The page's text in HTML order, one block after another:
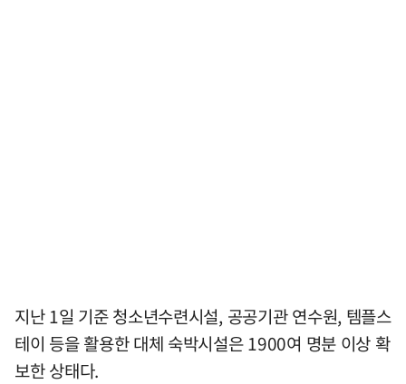
지난 1일 기준 청소년수련시설, 공공기관 연수원, 템플스
테이 등을 활용한 대체 숙박시설은 1900여 명분 이상 확
보한 상태다.